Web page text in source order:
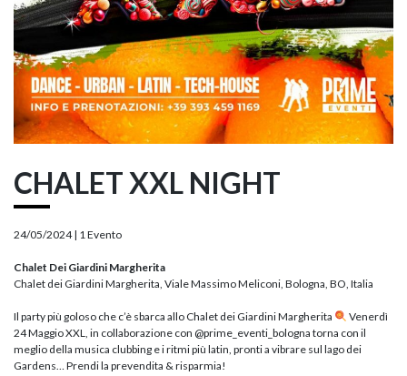
CHALET XXL NIGHT
24/05/2024 | 1 Evento
Chalet Dei Giardini Margherita
Chalet dei Giardini Margherita, Viale Massimo Meliconi, Bologna, BO, Italia
Il party più goloso che c’è sbarca allo Chalet dei Giardini Margherita
Venerdì
24 Maggio XXL, in collaborazione con @prime_eventi_bologna torna con il
meglio della musica clubbing e i ritmi più latin, pronti a vibrare sul lago dei
Gardens… Prendi la prevendita & risparmia!